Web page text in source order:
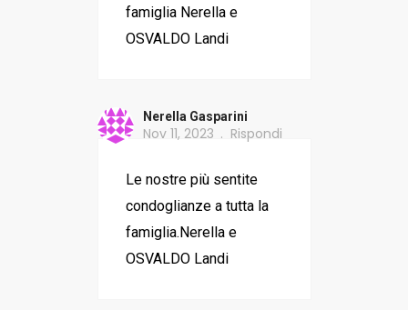
famiglia Nerella e
OSVALDO Landi
Nerella Gasparini
Nov 11, 2023 Rispondi
Le nostre più sentite
condoglianze a tutta la
famiglia.Nerella e
OSVALDO Landi